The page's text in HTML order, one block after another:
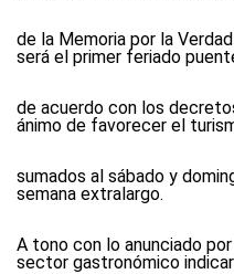
de la Memoria por la
será el primer feriado
de acuerdo con los
ánimo de favorecer el
sumados al sábado y
semana extralargo.
A tono con lo anunciado
sector gastronómico